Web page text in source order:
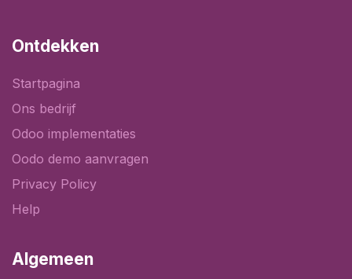
Ontdekken
Startpagina
Ons bedrijf
Odoo implementaties
Oodo demo aanvragen
Privacy Policy
Help
Algemeen